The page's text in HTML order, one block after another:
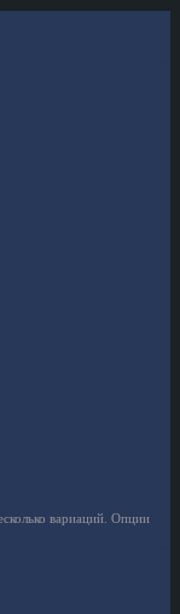
вариаций. Опции